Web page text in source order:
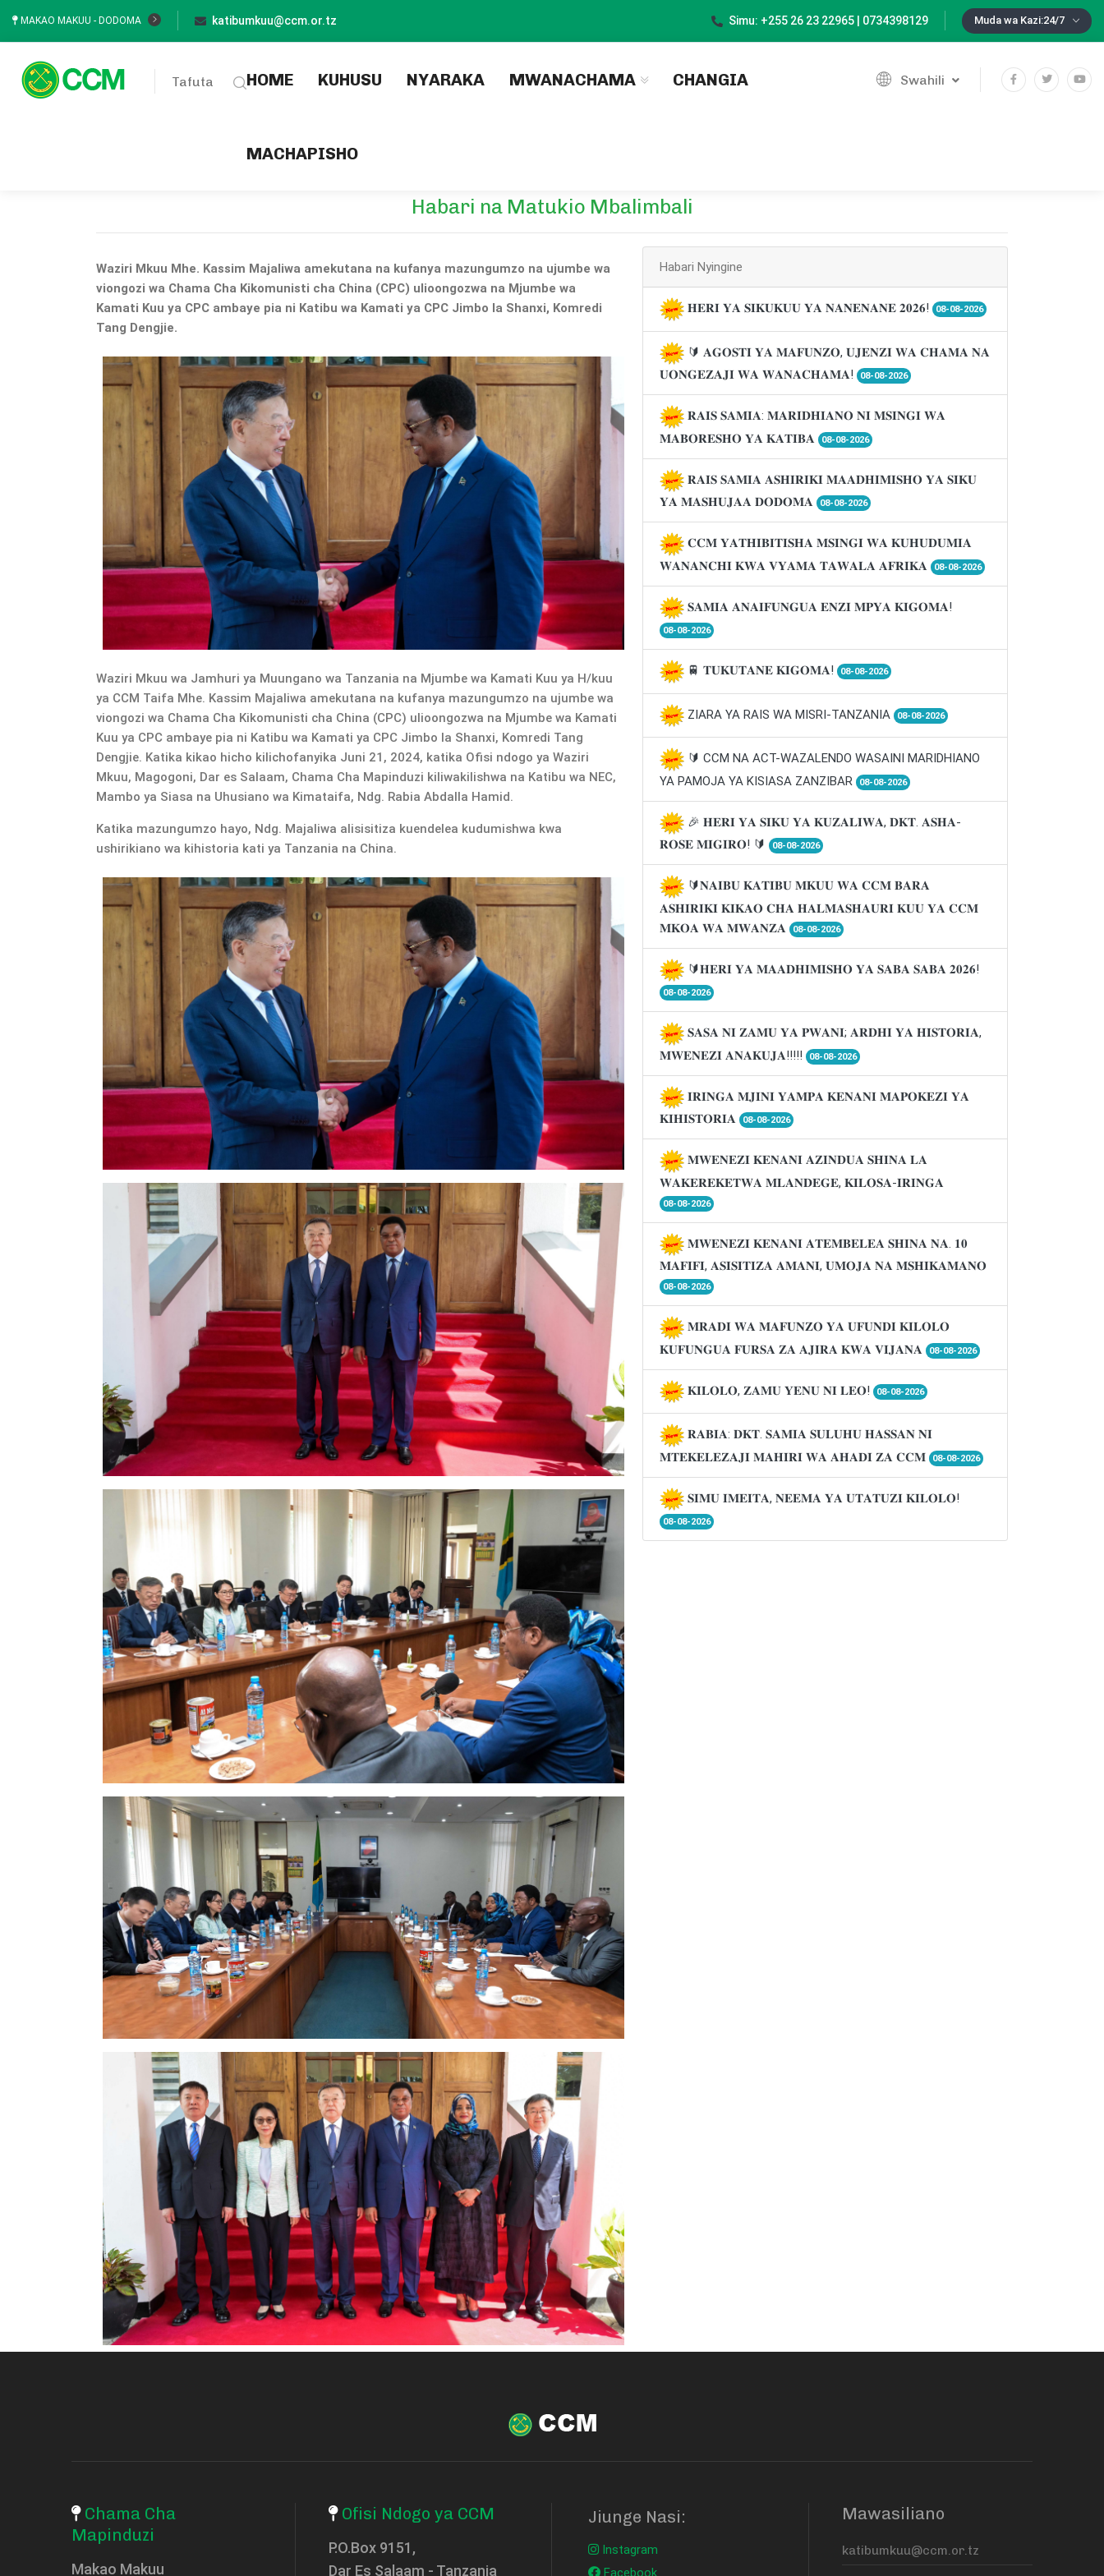
MAKAO MAKUU - DODOMA katibumkuu@ccm.or.tz Simu: +255 26 23 22965 | 0734398129 Muda wa Kazi:24/7
Tafuta HOME(current)
KUHUSU NYARAKA MWANACHAMA CHANGIA
MACHAPISHO
Swahili
Habari na Matukio Mbalimbali
Waziri Mkuu Mhe. Kassim Majaliwa amekutana na kufanya mazungumzo na ujumbe wa
viongozi wa Chama Cha Kikomunisti cha China (CPC) ulioongozwa na Mjumbe wa
Kamati Kuu ya CPC ambaye pia ni Katibu wa Kamati ya CPC Jimbo la Shanxi, Komredi
Tang Dengjie.
Waziri Mkuu wa Jamhuri ya Muungano wa Tanzania na Mjumbe wa Kamati Kuu ya H/kuu
ya CCM Taifa Mhe. Kassim Majaliwa amekutana na kufanya mazungumzo na ujumbe wa
viongozi wa Chama Cha Kikomunisti cha China (CPC) ulioongozwa na Mjumbe wa Kamati
Kuu ya CPC ambaye pia ni Katibu wa Kamati ya CPC Jimbo la Shanxi, Komredi Tang
Dengjie. Katika kikao hicho kilichofanyika Juni 21, 2024, katika Ofisi ndogo ya Waziri
Mkuu, Magogoni, Dar es Salaam, Chama Cha Mapinduzi kiliwakilishwa na Katibu wa NEC,
Mambo ya Siasa na Uhusiano wa Kimataifa, Ndg. Rabia Abdalla Hamid.
Katika mazungumzo hayo, Ndg. Majaliwa alisisitiza kuendelea kudumishwa kwa
ushirikiano wa kihistoria kati ya Tanzania na China.
Habari Nyingine
𝐇𝐄𝐑𝐈 𝐘𝐀 𝐒𝐈𝐊𝐔𝐊𝐔𝐔 𝐘𝐀 𝐍𝐀𝐍𝐄𝐍𝐀𝐍𝐄 𝟐𝟎𝟐𝟔! 08-08-2026
🔰 𝐀𝐆𝐎𝐒𝐓𝐈 𝐘𝐀 𝐌𝐀𝐅𝐔𝐍𝐙𝐎, 𝐔𝐉𝐄𝐍𝐙𝐈 𝐖𝐀 𝐂𝐇𝐀𝐌𝐀 𝐍𝐀
𝐔𝐎𝐍𝐆𝐄𝐙𝐀𝐉𝐈 𝐖𝐀 𝐖𝐀𝐍𝐀𝐂𝐇𝐀𝐌𝐀!
08-08-2026
𝐑𝐀𝐈𝐒 𝐒𝐀𝐌𝐈𝐀: 𝐌𝐀𝐑𝐈𝐃𝐇𝐈𝐀𝐍𝐎 𝐍𝐈 𝐌𝐒𝐈𝐍𝐆𝐈 𝐖𝐀
𝐌𝐀𝐁𝐎𝐑𝐄𝐒𝐇𝐎 𝐘𝐀 𝐊𝐀𝐓𝐈𝐁𝐀
08-08-2026
𝐑𝐀𝐈𝐒 𝐒𝐀𝐌𝐈𝐀 𝐀𝐒𝐇𝐈𝐑𝐈𝐊𝐈 𝐌𝐀𝐀𝐃𝐇𝐈𝐌𝐈𝐒𝐇𝐎 𝐘𝐀 𝐒𝐈𝐊𝐔
𝐘𝐀 𝐌𝐀𝐒𝐇𝐔𝐉𝐀𝐀 𝐃𝐎𝐃𝐎𝐌𝐀
08-08-2026
𝐂𝐂𝐌 𝐘𝐀𝐓𝐇𝐈𝐁𝐈𝐓𝐈𝐒𝐇𝐀 𝐌𝐒𝐈𝐍𝐆𝐈 𝐖𝐀 𝐊𝐔𝐇𝐔𝐃𝐔𝐌𝐈𝐀
𝐖𝐀𝐍𝐀𝐍𝐂𝐇𝐈 𝐊𝐖𝐀 𝐕𝐘𝐀𝐌𝐀 𝐓𝐀𝐖𝐀𝐋𝐀 𝐀𝐅𝐑𝐈𝐊𝐀
08-08-2026
𝐒𝐀𝐌𝐈𝐀 𝐀𝐍𝐀𝐈𝐅𝐔𝐍𝐆𝐔𝐀 𝐄𝐍𝐙𝐈 𝐌𝐏𝐘𝐀 𝐊𝐈𝐆𝐎𝐌𝐀!
08-08-2026
🚆 𝐓𝐔𝐊𝐔𝐓𝐀𝐍𝐄 𝐊𝐈𝐆𝐎𝐌𝐀! 08-08-2026
ZIARA YA RAIS WA MISRI-TANZANIA 08-08-2026
🔰 CCM NA ACT-WAZALENDO WASAINI MARIDHIANO
YA PAMOJA YA KISIASA ZANZIBAR
08-08-2026
🎉 𝐇𝐄𝐑𝐈 𝐘𝐀 𝐒𝐈𝐊𝐔 𝐘𝐀 𝐊𝐔𝐙𝐀𝐋𝐈𝐖𝐀, 𝐃𝐊𝐓. 𝐀𝐒𝐇𝐀-
𝐑𝐎𝐒𝐄 𝐌𝐈𝐆𝐈𝐑𝐎! 🔰
08-08-2026
🔰𝐍𝐀𝐈𝐁𝐔 𝐊𝐀𝐓𝐈𝐁𝐔 𝐌𝐊𝐔𝐔 𝐖𝐀 𝐂𝐂𝐌 𝐁𝐀𝐑𝐀
𝐀𝐒𝐇𝐈𝐑𝐈𝐊𝐈 𝐊𝐈𝐊𝐀𝐎 𝐂𝐇𝐀 𝐇𝐀𝐋𝐌𝐀𝐒𝐇𝐀𝐔𝐑𝐈 𝐊𝐔𝐔 𝐘𝐀 𝐂𝐂𝐌
𝐌𝐊𝐎𝐀 𝐖𝐀 𝐌𝐖𝐀𝐍𝐙𝐀
08-08-2026
🔰𝐇𝐄𝐑𝐈 𝐘𝐀 𝐌𝐀𝐀𝐃𝐇𝐈𝐌𝐈𝐒𝐇𝐎 𝐘𝐀 𝐒𝐀𝐁𝐀 𝐒𝐀𝐁𝐀 𝟐𝟎𝟐𝟔!
08-08-2026
𝐒𝐀𝐒𝐀 𝐍𝐈 𝐙𝐀𝐌𝐔 𝐘𝐀 𝐏𝐖𝐀𝐍𝐈; 𝐀𝐑𝐃𝐇𝐈 𝐘𝐀 𝐇𝐈𝐒𝐓𝐎𝐑𝐈𝐀,
𝐌𝐖𝐄𝐍𝐄𝐙𝐈 𝐀𝐍𝐀𝐊𝐔𝐉𝐀!!!!!
08-08-2026
𝐈𝐑𝐈𝐍𝐆𝐀 𝐌𝐉𝐈𝐍𝐈 𝐘𝐀𝐌𝐏𝐀 𝐊𝐄𝐍𝐀𝐍𝐈 𝐌𝐀𝐏𝐎𝐊𝐄𝐙𝐈 𝐘𝐀
𝐊𝐈𝐇𝐈𝐒𝐓𝐎𝐑𝐈𝐀
08-08-2026
𝐌𝐖𝐄𝐍𝐄𝐙𝐈 𝐊𝐄𝐍𝐀𝐍𝐈 𝐀𝐙𝐈𝐍𝐃𝐔𝐀 𝐒𝐇𝐈𝐍𝐀 𝐋𝐀
𝐖𝐀𝐊𝐄𝐑𝐄𝐊𝐄𝐓𝐖𝐀 𝐌𝐋𝐀𝐍𝐃𝐄𝐆𝐄, 𝐊𝐈𝐋𝐎𝐒𝐀-𝐈𝐑𝐈𝐍𝐆𝐀
08-08-2026
𝐌𝐖𝐄𝐍𝐄𝐙𝐈 𝐊𝐄𝐍𝐀𝐍𝐈 𝐀𝐓𝐄𝐌𝐁𝐄𝐋𝐄𝐀 𝐒𝐇𝐈𝐍𝐀 𝐍𝐀. 𝟏𝟎
𝐌𝐀𝐅𝐈𝐅𝐈, 𝐀𝐒𝐈𝐒𝐈𝐓𝐈𝐙𝐀 𝐀𝐌𝐀𝐍𝐈, 𝐔𝐌𝐎𝐉𝐀 𝐍𝐀 𝐌𝐒𝐇𝐈𝐊𝐀𝐌𝐀𝐍𝐎
08-08-2026
𝐌𝐑𝐀𝐃𝐈 𝐖𝐀 𝐌𝐀𝐅𝐔𝐍𝐙𝐎 𝐘𝐀 𝐔𝐅𝐔𝐍𝐃𝐈 𝐊𝐈𝐋𝐎𝐋𝐎
𝐊𝐔𝐅𝐔𝐍𝐆𝐔𝐀 𝐅𝐔𝐑𝐒𝐀 𝐙𝐀 𝐀𝐉𝐈𝐑𝐀 𝐊𝐖𝐀 𝐕𝐈𝐉𝐀𝐍𝐀
08-08-2026
𝐊𝐈𝐋𝐎𝐋𝐎, 𝐙𝐀𝐌𝐔 𝐘𝐄𝐍𝐔 𝐍𝐈 𝐋𝐄𝐎! 08-08-2026
𝐑𝐀𝐁𝐈𝐀: 𝐃𝐊𝐓. 𝐒𝐀𝐌𝐈𝐀 𝐒𝐔𝐋𝐔𝐇𝐔 𝐇𝐀𝐒𝐒𝐀𝐍 𝐍𝐈
𝐌𝐓𝐄𝐊𝐄𝐋𝐄𝐙𝐀𝐉𝐈 𝐌𝐀𝐇𝐈𝐑𝐈 𝐖𝐀 𝐀𝐇𝐀𝐃𝐈 𝐙𝐀 𝐂𝐂𝐌
08-08-2026
𝐒𝐈𝐌𝐔 𝐈𝐌𝐄𝐈𝐓𝐀, 𝐍𝐄𝐄𝐌𝐀 𝐘𝐀 𝐔𝐓𝐀𝐓𝐔𝐙𝐈 𝐊𝐈𝐋𝐎𝐋𝐎!
08-08-2026
Chama Cha
Mapinduzi
Makao Makuu
Ofisi Ndogo ya CCM
P.O.Box 9151,
Dar Es Salaam - Tanzania
Jiunge Nasi:
Instagram
Facebook
Mawasiliano